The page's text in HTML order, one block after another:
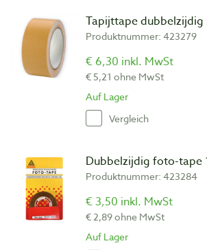
Tapijttape dubbelzijdig
Produktnummer: 423279
€ 6,30 inkl. MwSt
€ 5,21 ohne MwSt
Auf Lager
Vergleich
Dubbelzijdig foto-tape
Produktnummer: 423284
€ 3,50 inkl. MwSt
€ 2,89 ohne MwSt
Auf Lager